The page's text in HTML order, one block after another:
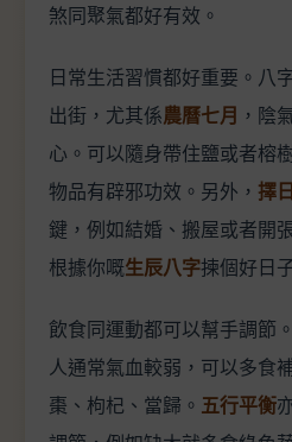
煞同聚氣都好有效。
日常生活習慣都好重要。八
出街，尤其係農曆七月 ，陰
心。可以隨身帶住鹽或者榕
物品有辟邪功效。另外， 擇
鍵，例如結婚、搬屋或者開
根據你嘅生辰八字揀個好日
飲食同運動都可以幫手調節
人通常氣血較弱，可以多食
棗、枸杞、當歸。 五行平衡